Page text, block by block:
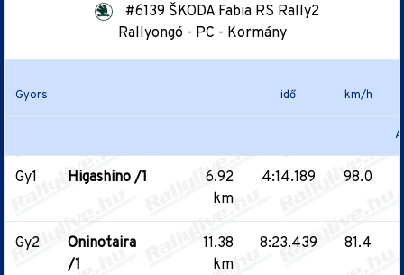
#6139 ŠKODA Fabia RS Rally2
Rallyongó - PC - Kormány
Gyors idő km/h
Gy1 Higashino /1
6.92
km
4:14.189 98.0
Gy2
Oninotaira
/1
11.38
km
8:23.439 81.4